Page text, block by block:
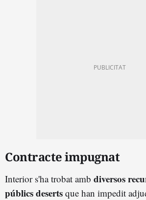
Contracte impugnat
Interior s'ha trobat amb diversos
públics deserts que han impedit